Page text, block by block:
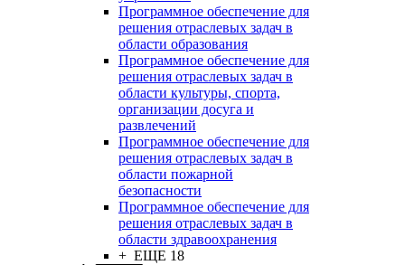
Программное обеспечение для
решения отраслевых задач в
области образования
Программное обеспечение для
решения отраслевых задач в
области культуры, спорта,
организации досуга и
развлечений
Программное обеспечение для
решения отраслевых задач в
области пожарной
безопасности
Программное обеспечение для
решения отраслевых задач в
области здравоохранения
+ ЕЩЕ 18